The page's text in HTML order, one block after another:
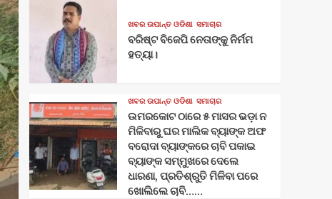
ଖବର ଉପାନ୍ତ ଓଡିଶା ସମାଚାର
ବରିଷ୍ଟ ବିଜେପି ନେତାଙ୍କୁ ନିର୍ମମ
ହତ୍ୟା।
ଖବର ଉପାନ୍ତ ଓଡିଶା ସମାଚାର
ଉମରକୋଟ ଠାରେ ୫ ମାସର ଭଡ଼ା ନ
ମିଳିବାରୁ ଘର ମାଲିକ ବ୍ୟାଙ୍କ ଅଫ
ବରୋଦା ବ୍ୟାଙ୍କରେ ଚାବି ପକାଇ
ବ୍ୟାଙ୍କ ସମ୍ମୁଖରେ ଦେଲେ
ଧାରଣା, ପ୍ରତିଶ୍ରୁତି ମିଳିବା ପରେ
ଖୋଲିଲେ ଚାବି……